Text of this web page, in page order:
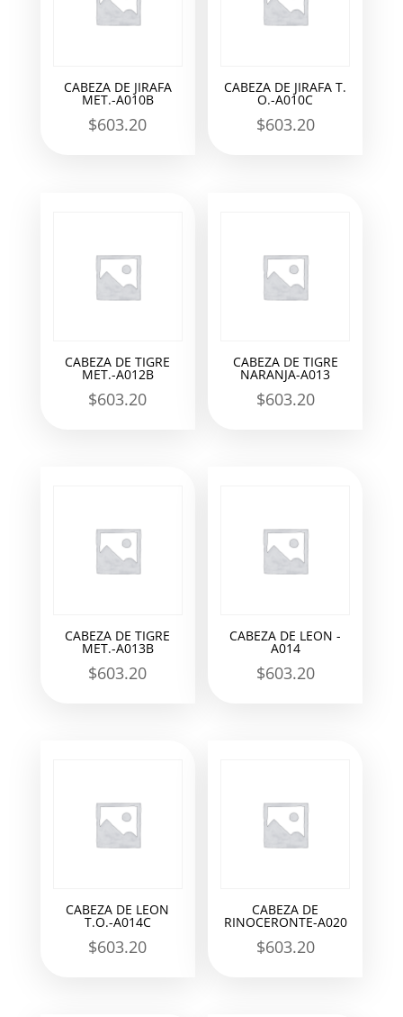
CABEZA DE JIRAFA
MET.-A010B
$603.20
CABEZA DE JIRAFA T.
O.-A010C
$603.20
CABEZA DE TIGRE
MET.-A012B
$603.20
CABEZA DE TIGRE
NARANJA-A013
$603.20
CABEZA DE TIGRE
MET.-A013B
$603.20
CABEZA DE LEON -
A014
$603.20
CABEZA DE LEON
T.O.-A014C
$603.20
CABEZA DE
RINOCERONTE-A020
$603.20